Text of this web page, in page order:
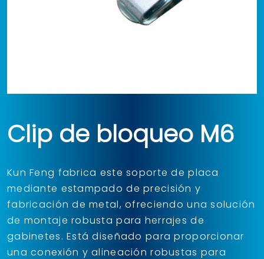
Clip de bloqueo M6
Kun Feng fabrica este soporte de placa
mediante estampado de precisión y
fabricación de metal, ofreciendo una solución
de montaje robusta para herrajes de
gabinetes. Está diseñado para proporcionar
una conexión y alineación robustas para